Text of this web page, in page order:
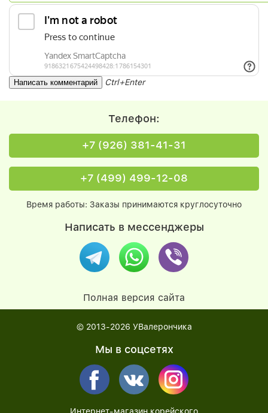
Ctrl+Enter
Телефон:
+7 (926) 381-41-31
+7 (499) 499-12-08
Время работы: Заказы принимаются круглосуточно
Написать в мессенджеры
Полная версия сайта
© 2013-2026 УВалерончика
Мы в соцсетях